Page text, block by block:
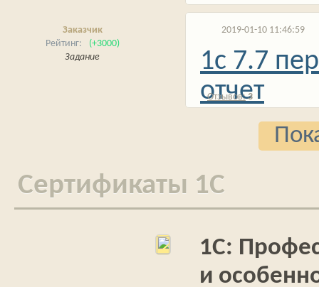
Заказчик
(+3000)
Задание
2019-01-10 11:46:59
1с 7.7
отчет
3
Cертификаты 1С
1С:
и